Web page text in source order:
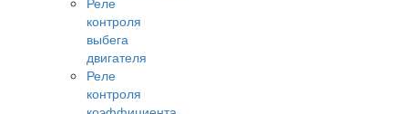
контроля
выбега
двигателя
Реле
контроля